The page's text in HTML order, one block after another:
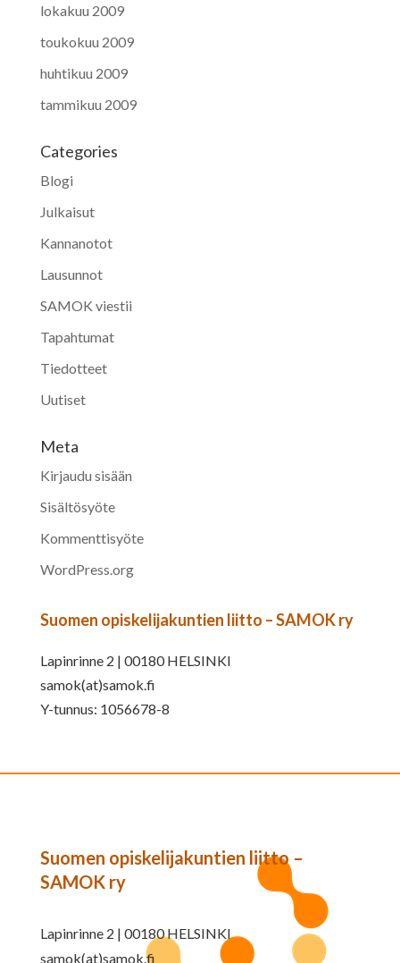
lokakuu 2009
toukokuu 2009
huhtikuu 2009
tammikuu 2009
Categories
Blogi
Julkaisut
Kannanotot
Lausunnot
SAMOK viestii
Tapahtumat
Tiedotteet
Uutiset
Meta
Kirjaudu sisään
Sisältösyöte
Kommenttisyöte
WordPress.org
Suomen opiskelijakuntien liitto – SAMOK ry
Lapinrinne 2 | 00180 HELSINKI
samok(at)samok.fi
Y-tunnus: 1056678-8
Suomen opiskelijakuntien liitto –
SAMOK ry
Lapinrinne 2 | 00180 HELSINKI
samok(at)samok.fi